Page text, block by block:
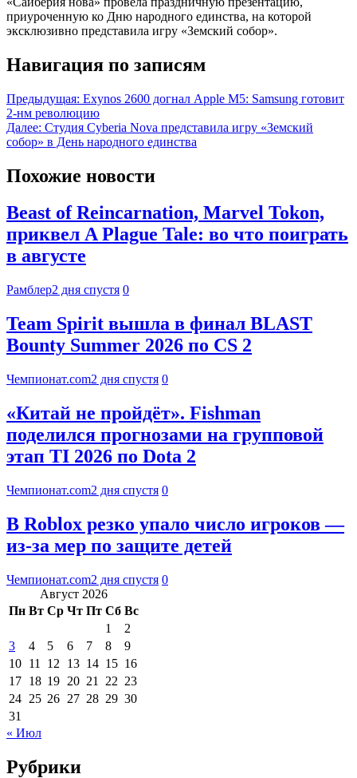
приуроченную ко Дню народного единства, на которой
эксклюзивно представила игру «Земский собор».
Навигация по записям
Предыдущая: Exynos 2600 догнал Apple M5: Samsung готовит
2-нм революцию
Далее: Студия Cyberia Nova представила игру «Земский
собор» в День народного единства
Похожие новости
Beast of Reincarnation, Marvel Tokon,
приквел A Plague Tale: во что поиграть
в августе
Рамблер2 дня спустя 0
Team Spirit вышла в финал BLAST
Bounty Summer 2026 по CS 2
Чемпионат.com2 дня спустя 0
«Китай не пройдёт». Fishman
поделился прогнозами на групповой
этап TI 2026 по Dota 2
Чемпионат.com2 дня спустя 0
В Roblox резко упало число игроков —
из-за мер по защите детей
Чемпионат.com2 дня спустя 0
Август 2026
Пн Вт Ср Чт Пт Сб Вс
1
2
3
4 5 6 7 8
9
10 11 12 13 14 15 16
17 18 19 20 21 22 23
24 25 26 27 28 29 30
31
« Июл
Рубрики